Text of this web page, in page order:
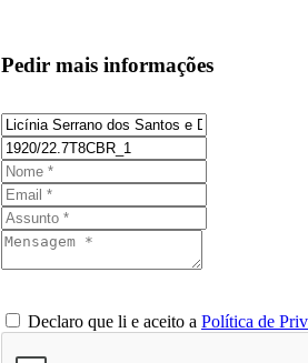
Pedir mais informações
Declaro que li e aceito a Política de